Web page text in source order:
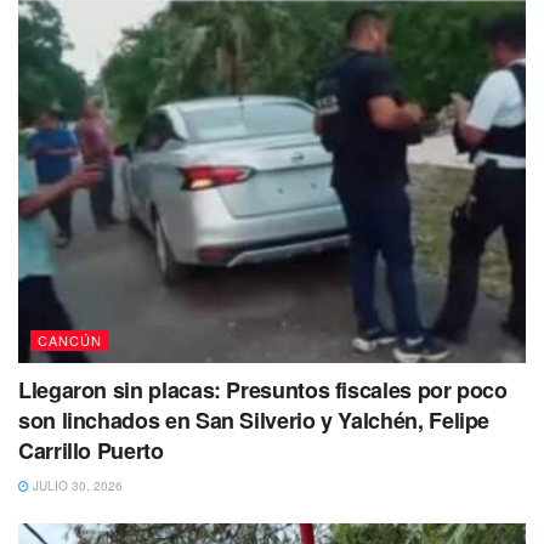
CANCÚN
Llegaron sin placas: Presuntos fiscales por poco
son linchados en San Silverio y Yalchén, Felipe
Carrillo Puerto
JULIO 30, 2026